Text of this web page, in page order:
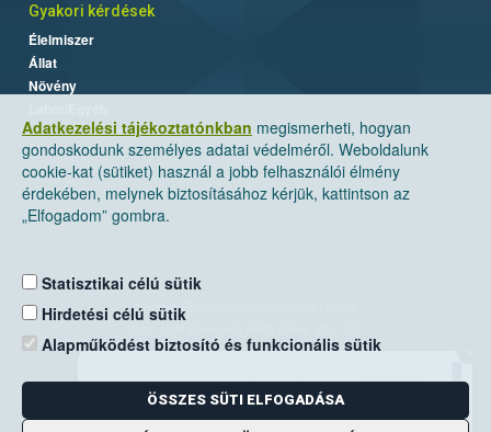
Adatkezelési tájékoztatónkban megismerheti, hogyan
gondoskodunk személyes adatai védelméről. Weboldalunk
cookie-kat (sütiket) használ a jobb felhasználói élmény
érdekében, melynek biztosításához kérjük, kattintson az
„Elfogadom” gombra.
Statisztikai célú sütik
Hirdetési célú sütik
Alapműködést biztosító és funkcionális sütik
ÖSSZES SÜTI ELFOGADÁSA
Gyakori kérdések
Élelmiszer
Állat
Növény
Nemzeti Élelmiszerlánc-biztonsági Hivatal
Levelezési cím: 1525 Budapest. Pf. 30.
E-mail:ugyfelszolgalat@nebih.gov.hu